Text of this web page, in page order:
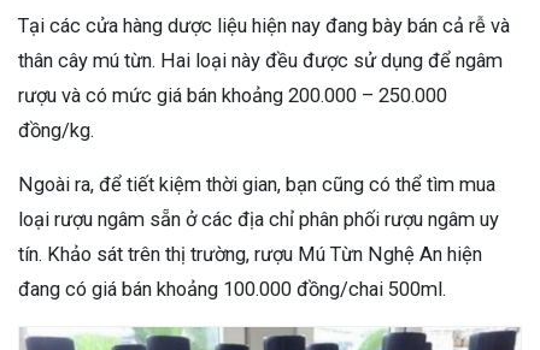
Tại các cửa hàng dược liệu hiện nay đang bày bán cả rễ và
thân cây mú từn. Hai loại này đều được sử dụng để ngâm
rượu và có mức giá bán khoảng 200.000 – 250.000
đồng/kg.
Ngoài ra, để tiết kiệm thời gian, bạn cũng có thể tìm mua
loại rượu ngâm sẵn ở các địa chỉ phân phối rượu ngâm uy
tín. Khảo sát trên thị trường, rượu Mú Từn Nghệ An hiện
đang có giá bán khoảng 100.000 đồng/chai 500ml.